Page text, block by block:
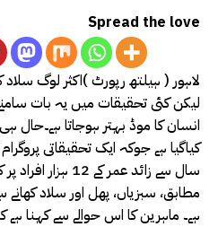
Spread the love
لاہور ( ہیلتھ رپورٹ )اکثر لوگ سلاد
لیکن کئی تحقیقات میں یہ بات
انسان کا موڈ بہتر ہوجاتا ہے۔حال
سال سے زائد عمر کے
مطابق، سبزیاں، پھل اور سلاد کھانے
ہے۔ ماہرین کا اس حوالے سے کہنا ہے